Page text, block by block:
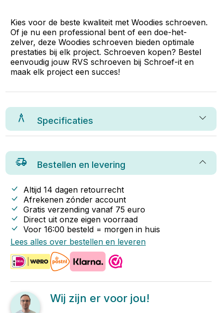
Kies voor de beste kwaliteit met Woodies schroeven.
Of je nu een professional bent of een doe-het-
zelver, deze Woodies schroeven bieden optimale
prestaties bij elk project. Schroeven kopen? Bestel
eenvoudig jouw RVS schroeven bij Schroef-it en
maak elk project een succes!
Specificaties
Bestellen en levering
Altijd 14 dagen retourrecht
Afrekenen zónder account
Gratis verzending vanaf 75 euro
Direct uit onze eigen voorraad
Voor 16:00 besteld = morgen in huis
Lees alles over bestellen en leveren
Wij zijn er voor jou!